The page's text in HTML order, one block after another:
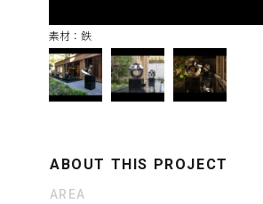
素材：鉄
ABOUT THIS PROJECT
AREA